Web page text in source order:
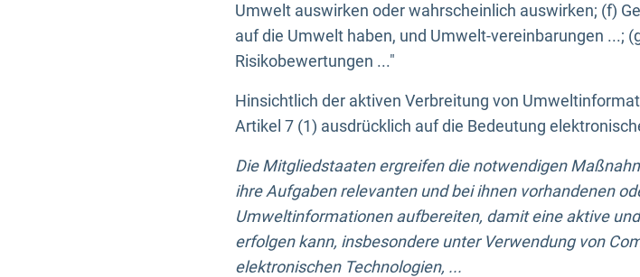
Umwelt auswirken oder wahrscheinlich auswirken; (f)
auf die Umwelt haben, und Umwelt-vereinbarungen ...;
Risikobewertungen ..."
Hinsichtlich der aktiven Verbreitung von
Artikel 7 (1) ausdrücklich auf die Bedeutung
Die Mitgliedstaaten ergreifen die notwendigen
ihre Aufgaben relevanten und bei ihnen vorhandenen
Umweltinformationen aufbereiten, damit eine aktive
erfolgen kann, insbesondere unter Verwendung von
elektronischen Technologien, ...